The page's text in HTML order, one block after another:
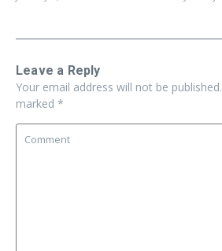
Leave a Reply
Your email address will not be published.
marked *